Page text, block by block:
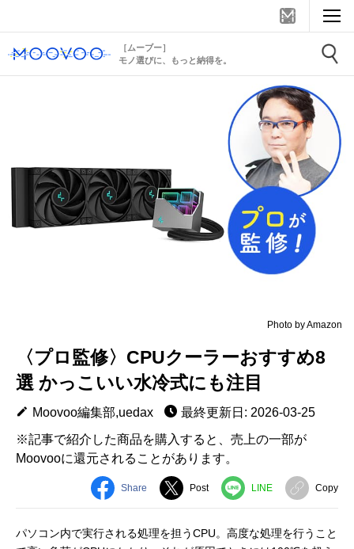
［ムーブー］
モノ選びに、もっと納得を。
Photo by Amazon
〈プロ監修〉CPUクーラーおすすめ8
選 かっこいい水冷式にも注目
Moovoo編集部,uedax
最終更新日: 2026-03-25
※記事で紹介した商品を購入すると、売上の一部が
Moovooに還元されることがあります。
Share Post LINE Copy
パソコン内で実行される処理を担うCPU。高度な処理を行うこと